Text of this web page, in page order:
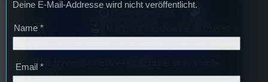
Newscast #3 WS1415
Gleich zwei Semester-Highlights in einer Woche,
damn!
Deine E-Mail-Addresse wird nicht veröffentlicht.
Name *
Email *